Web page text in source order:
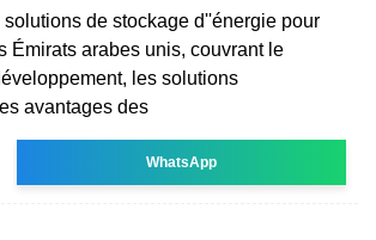
solutions de stockage d''énergie pour
Émirats arabes unis, couvrant le
les solutions
avantages des
WhatsApp